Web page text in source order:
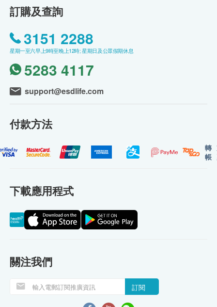
訂購及查詢
3151 2288
星期一至六早上9時至晚上12時; 星期日及公眾假期休息
5283 4117
support@esdlife.com
付款方法
轉
帳
下載應用程式
關注我們
訂閱